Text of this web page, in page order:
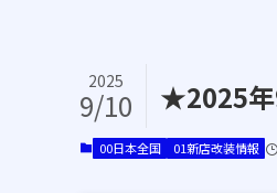
★2025年
2025
9/10
00日本全国 01新店改装情報